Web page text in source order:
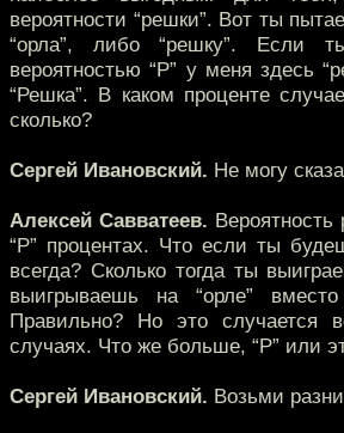
вероятности “решки”. Вот ты
“орла”, либо “решку”. Если
вероятностью “P” у меня здесь
“Решка”. В каком проценте
сколько?
Сергей Ивановский. Не могу
Алексей Савватеев. Вероятность
“P” процентах. Что если ты
всегда? Сколько тогда ты
выигрываешь на “орле”
Правильно? Но это случается
случаях. Что же больше, “P” или
Сергей Ивановский. Возьми